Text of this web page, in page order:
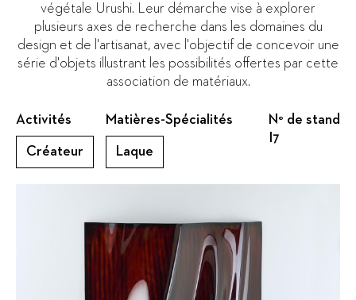
végétale Urushi. Leur démarche vise à explorer
plusieurs axes de recherche dans les domaines du
design et de l'artisanat, avec l'objectif de concevoir une
série d'objets illustrant les possibilités offertes par cette
association de matériaux.
Activités
Créateur
Matières-Spécialités
Laque
N° de stand
I7